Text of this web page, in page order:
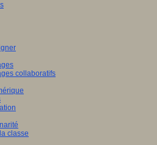
collaboratifs
classe